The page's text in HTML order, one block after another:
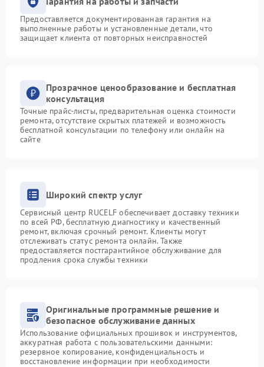
Предоставляется документированная гарантия на
выполненные работы и установленные детали, что
защищает клиента от повторных неисправностей
Прозрачное ценообразование и бесплатная
консультация
Точные прайс-листы, предварительная оценка стоимости
ремонта, отсутствие скрытых платежей и возможность
бесплатной консультации по телефону или онлайн на
сайте
Широкий спектр услуг
Сервисный центр RUCELF обеспечивает доставку техники
по всей РФ, бесплатную диагностику и качественный
ремонт, включая срочный ремонт. Клиенты могут
отслеживать статус ремонта онлайн. Также
предоставляется постгарантийное обслуживание для
продления срока службы техники
Оригинальные программные решение и
безопасное обслуживание данных
Использование официальных прошивок и инструментов,
аккуратная работа с пользовательскими данными:
резервное копирование, конфиденциальность и
восстановление информации при необходимости